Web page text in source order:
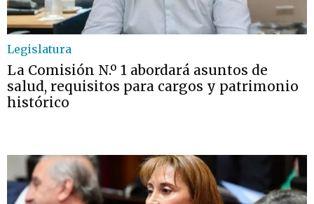
Legislatura
La Comisión N.º 1 abordará asuntos de
salud, requisitos para cargos y patrimonio
histórico